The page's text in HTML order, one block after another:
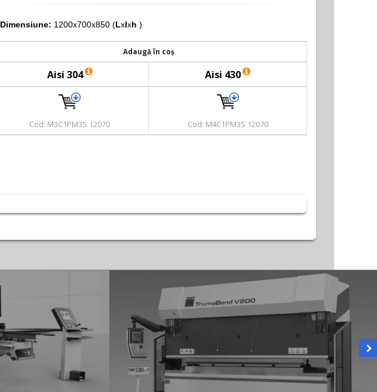
Dimensiune: 1200x700x850 (Lxlxh )
Adaugă în coș
Aisi 304 Aisi 430
Cod: M3C1PM3S 12070 Cod: M4C1PM3S 12070